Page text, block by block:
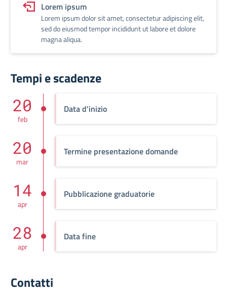
Lorem ipsum
Lorem ipsum dolor sit amet, consectetur adipiscing elit,
sed do eiusmod tempor incididunt ut labore et dolore
magna aliqua.
Tempi e scadenze
20
feb
Data d'inizio
20
mar
Termine presentazione domande
14
apr
Pubblicazione graduatorie
28
apr
Data fine
Contatti